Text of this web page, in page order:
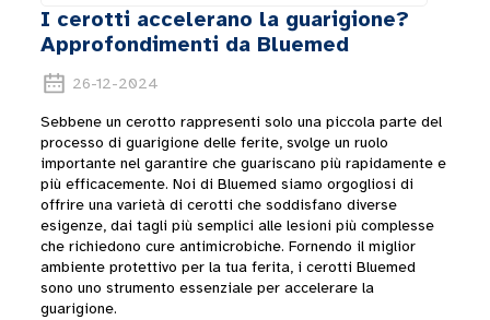
I cerotti accelerano la guarigione?
Approfondimenti da Bluemed
26-12-2024
Sebbene un cerotto rappresenti solo una piccola parte del
processo di guarigione delle ferite, svolge un ruolo
importante nel garantire che guariscano più rapidamente e
più efficacemente. Noi di Bluemed ​​siamo orgogliosi di
offrire una varietà di cerotti che soddisfano diverse
esigenze, dai tagli più semplici alle lesioni più complesse
che richiedono cure antimicrobiche. Fornendo il miglior
ambiente protettivo per la tua ferita, i cerotti Bluemed ​​
sono uno strumento essenziale per accelerare la
guarigione.